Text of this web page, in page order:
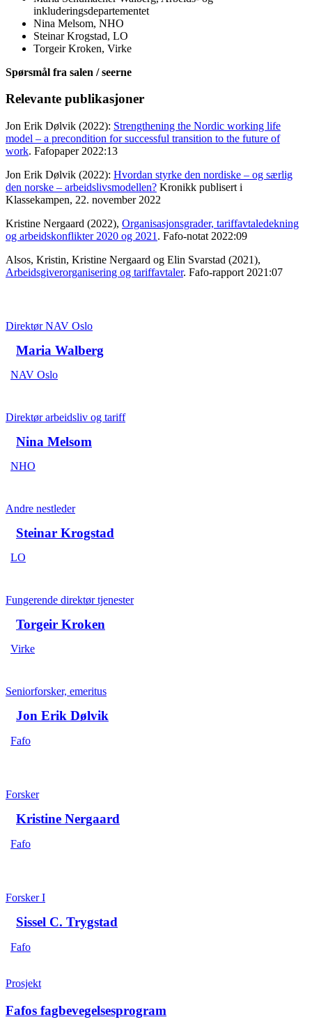
inkluderingsdepartementet
Nina Melsom, NHO
Steinar Krogstad, LO
Torgeir Kroken, Virke
Spørsmål fra salen / seerne
Relevante publikasjoner
Jon Erik Dølvik (2022): Strengthening the Nordic working life
model – a precondition for successful transition to the future of
work. Fafopaper 2022:13
Jon Erik Dølvik (2022): Hvordan styrke den nordiske – og særlig
den norske – arbeidslivsmodellen? Kronikk publisert i
Klassekampen, 22. november 2022
Kristine Nergaard (2022), Organisasjonsgrader, tariffavtaledekning
og arbeidskonflikter 2020 og 2021 . Fafo-notat 2022:09
Alsos, Kristin, Kristine Nergaard og Elin Svarstad (2021),
Arbeidsgiverorganisering og tariffavtaler. Fafo-rapport 2021:07
Direktør NAV Oslo
Maria Walberg
NAV Oslo
Direktør arbeidsliv og tariff
Nina Melsom
NHO
Andre nestleder
Steinar Krogstad
LO
Fungerende direktør tjenester
Torgeir Kroken
Virke
Seniorforsker, emeritus
Jon Erik Dølvik
Fafo
Forsker
Kristine Nergaard
Fafo
Forsker I
Sissel C. Trygstad
Fafo
Prosjekt
Fafos fagbevegelsesprogram